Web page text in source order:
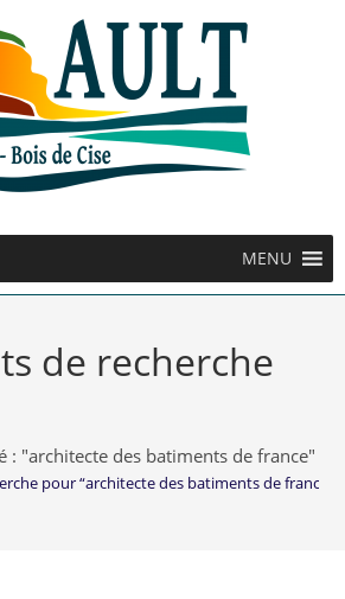
d’outils
MENU
de recherche
: "architecte des batiments de france"
pour“architecte des batiments de france”